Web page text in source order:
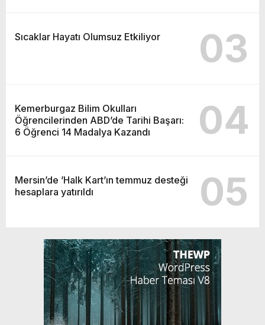
Sıcaklar Hayatı Olumsuz Etkiliyor 03
Kemerburgaz Bilim Okulları
Öğrencilerinden ABD’de Tarihi Başarı:
6 Öğrenci 14 Madalya Kazandı
04
Mersin’de ’Halk Kart’ın temmuz desteği
hesaplara yatırıldı
05